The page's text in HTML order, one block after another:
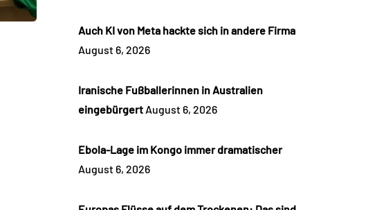
Auch KI von Meta hackte sich in andere Firma
August 6, 2026
Iranische Fußballerinnen in Australien
eingebürgert August 6, 2026
Ebola-Lage im Kongo immer dramatischer
August 6, 2026